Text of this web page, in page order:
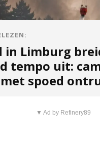
in Limburg
tempo uit:
spoed
▼ Ad by Refinery89